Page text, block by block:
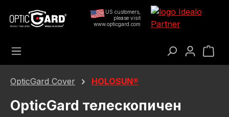
Преминете към основното съдържание
US customers,
please visit
www.opticgard.com
OpticGard Cover HOLOSUN®
OpticGard телескопичен